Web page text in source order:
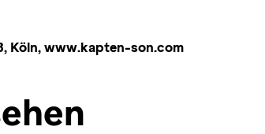
Köln, www.kapten-son.com